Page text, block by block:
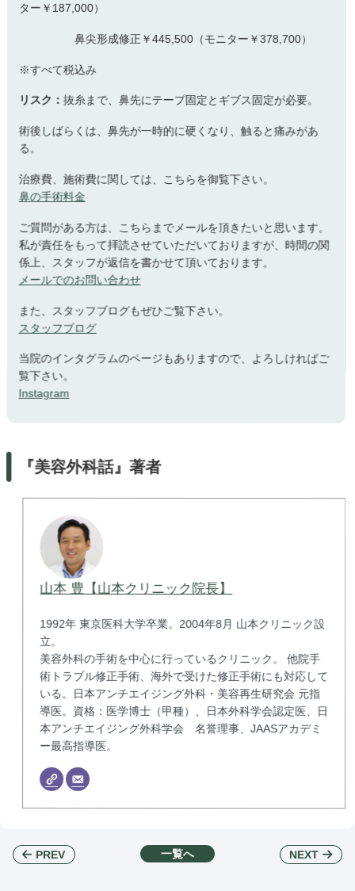
ター￥187,000）
鼻尖形成修正￥445,500（モニター￥378,700）
※すべて税込み
リスク： 抜糸まで、鼻先にテープ固定とギブス固定が必要。
術後しばらくは、鼻先が一時的に硬くなり、触ると痛みがあ
る。
治療費、施術費に関しては、こちらを御覧下さい。
鼻の手術料金
ご質問がある方は、こちらまでメールを頂きたいと思います。
私が責任をもって拝読させていただいておりますが、時間の関
係上、スタッフが返信を書かせて頂いております。
メールでのお問い合わせ
また、スタッフブログもぜひご覧下さい。
スタッフブログ
当院のインタグラムのページもありますので、よろしければご
覧下さい。
Instagram
『美容外科話』著者
山本 豊【山本クリニック院長】
1992年 東京医科大学卒業。2004年8月 山本クリニック設
立。
美容外科の手術を中心に行っているクリニック。 他院手
術トラブル修正手術、海外で受けた修正手術にも対応して
いる。日本アンチエイジング外科・美容再生研究会 元指
導医。資格：医学博士（甲種）、日本外科学会認定医、日
本アンチエイジング外科学会 名誉理事、JAASアカデミ
ー最高指導医。
PREV 一覧へ NEXT